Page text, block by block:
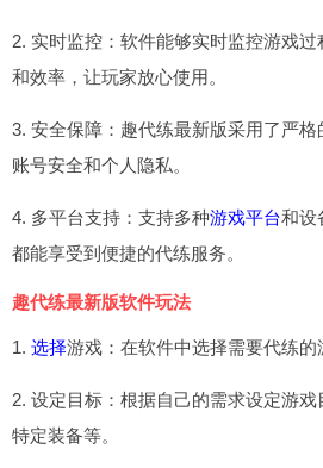
2. 实时监控：软件能够实时监控游戏
和效率，让玩家放心使用。
3. 安全保障：趣代练最新版采用了严
账号安全和个人隐私。
4. 多平台支持：支持多种游戏平台和设
都能享受到便捷的代练服务。
趣代练最新版软件玩法
1. 选择游戏：在软件中选择需要代练的
2. 设定目标：根据自己的需求设定游
特定装备等。